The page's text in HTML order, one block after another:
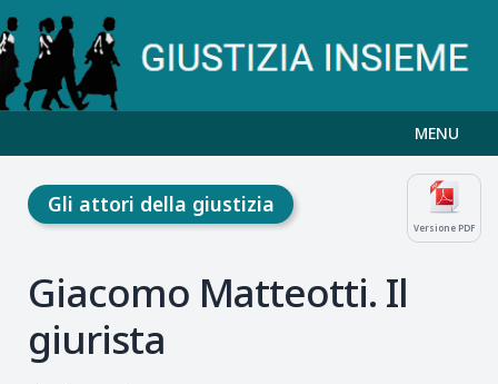
MENU
Versione PDF
Gli attori della giustizia
Giacomo Matteotti. Il
giurista